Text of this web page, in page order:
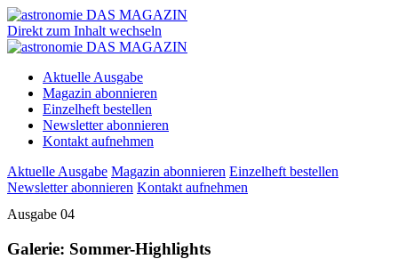
Direkt zum Inhalt wechseln
Aktuelle Ausgabe
Magazin abonnieren
Einzelheft bestellen
Newsletter abonnieren
Kontakt aufnehmen
Aktuelle Ausgabe Magazin abonnieren Einzelheft bestellen
Newsletter abonnieren Kontakt aufnehmen
Ausgabe 04
Galerie: Sommer-Highlights